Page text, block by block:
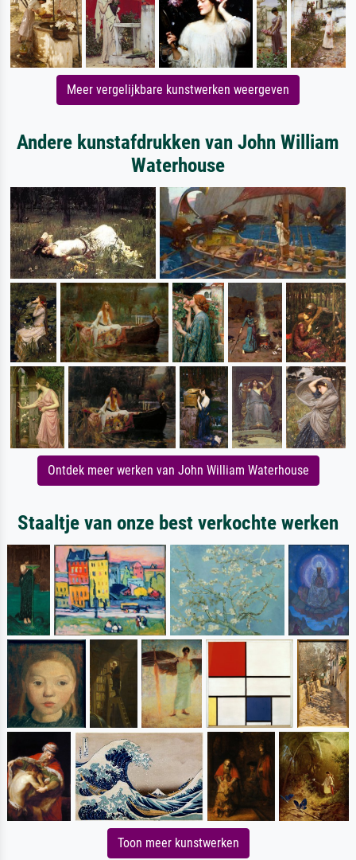
Meer vergelijkbare kunstwerken weergeven
Andere kunstafdrukken van John William
Waterhouse
Ontdek meer werken van John William Waterhouse
Staaltje van onze best verkochte werken
Toon meer kunstwerken